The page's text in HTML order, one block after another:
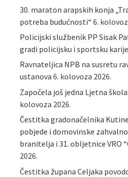
30. maraton arapskih konja
potreba budućnosti“ 6.
Policijski službenik PP Sisak
gradi policijsku i sportsku
Ravnateljica NPB na susretu
ustanova 6. kolovoza 2026.
Započela još jedna Ljetna
kolovoza 2026.
Čestitka gradonačelnika
pobjede i domovinske
branitelja i 31. obljetnice VRO
2026.
Čestitka župana Celjaka